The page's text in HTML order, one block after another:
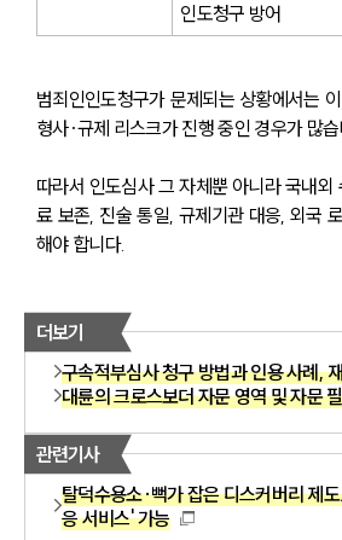
인도청구 방어
범죄인인도청구가 문제되는 상황에서는
형사·규제 리스크가 진행 중인 경우가 많습
따라서 인도심사 그 자체뿐 아니라 국내외
료 보존, 진술 통일, 규제기관 대응, 외국
해야 합니다.
더보기
구속적부심사 청구 방법과 인용 사례,
대륜의 크로스보더 자문 영역 및 자문
관련기사
탈덕수용소·뻑가 잡은 디스커버리 제
응 서비스' 가능